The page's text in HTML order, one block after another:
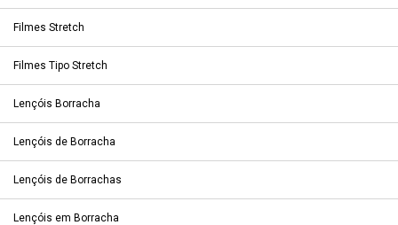
Filmes Stretch
Filmes Tipo Stretch
Lençóis Borracha
Lençóis de Borracha
Lençóis de Borrachas
Lençóis em Borracha